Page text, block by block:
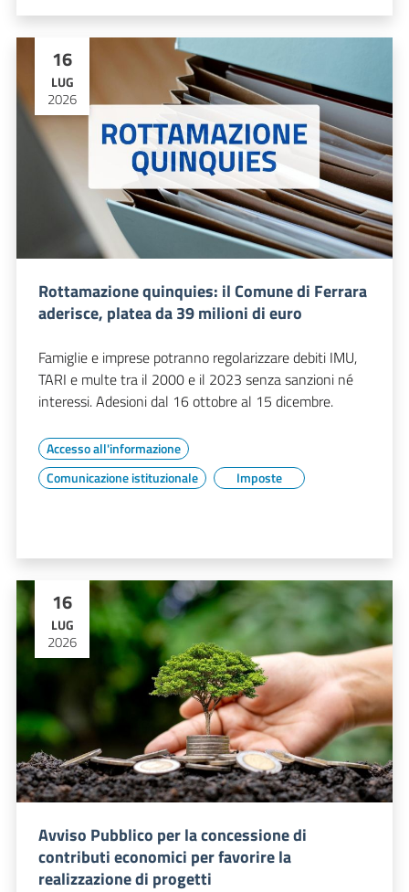
16
LUG
2026
Rottamazione quinquies: il Comune di Ferrara
aderisce, platea da 39 milioni di euro
Famiglie e imprese potranno regolarizzare debiti IMU,
TARI e multe tra il 2000 e il 2023 senza sanzioni né
interessi. Adesioni dal 16 ottobre al 15 dicembre.
Accesso all'informazione
Comunicazione istituzionale
Imposte
16
LUG
2026
Avviso Pubblico per la concessione di
contributi economici per favorire la
realizzazione di progetti